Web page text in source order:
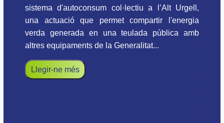
sistema d'autoconsum col·lectiu a l’Alt Urgell,
una actuació que permet compartir l'energia
verda generada en una teulada pública amb
altres equipaments de la Generalitat...
Llegir-ne més